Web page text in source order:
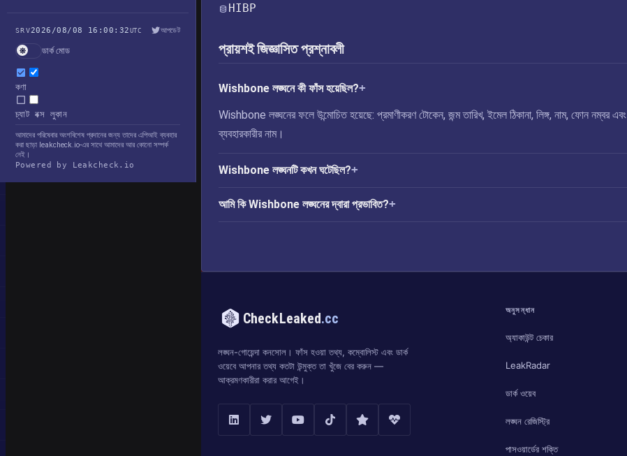
SRV2026/08/08 16:00:32UTC আপডেট
ডার্ক মোড
কণা
চ্যাট বক্স লুকান
আমাদের পরিষেবার অংশবিশেষ প্রদানের জন্য তাদের এপিআই ব্যবহার
করা ছাড়া leakcheck.io-এর সাথে আমাদের আর কোনো সম্পর্ক
নেই।
Powered by Leakcheck.io
HIBP
প্রায়শই জিজ্ঞাসিত প্রশ্নাবলী
Wishbone লঙ্ঘনে কী ফাঁস হয়েছিল?
Wishbone লঙ্ঘনের ফলে উন্মোচিত হয়েছে: প্রমাণীকরণ টোকেন, জন্ম তারিখ, ইমেল ঠিকানা, লিঙ্গ, নাম, ফোন নম্বর এবং
ব্যবহারকারীর নাম।
Wishbone লঙ্ঘনটি কখন ঘটেছিল?
আমি কি Wishbone লঙ্ঘনের দ্বারা প্রভাবিত?
CheckLeaked.cc
লঙ্ঘন-গোয়েন্দা কনসোল। ফাঁস হওয়া তথ্য, কম্বোলিস্ট এবং ডার্ক
ওয়েবে আপনার তথ্য কতটা উন্মুক্ত তা খুঁজে বের করুন —
আক্রমণকারীরা করার আগেই।
অনুসন্ধান
অ্যাকাউন্ট চেকার
LeakRadar
ডার্ক ওয়েব
লঙ্ঘন রেজিস্ট্রি
পাসওয়ার্ডের শক্তি